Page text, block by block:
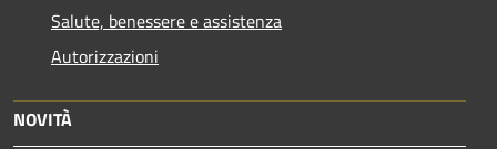
Salute, benessere e assistenza
Autorizzazioni
NOVITÀ